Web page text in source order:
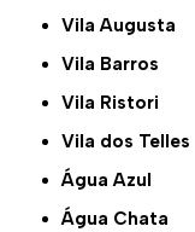
Vila Augusta
Vila Barros
Vila Ristori
Vila dos Telles
Água Azul
Água Chata